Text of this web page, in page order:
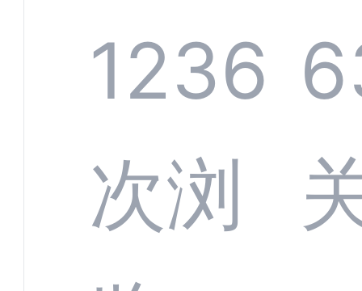
统头
应商
1236
次浏